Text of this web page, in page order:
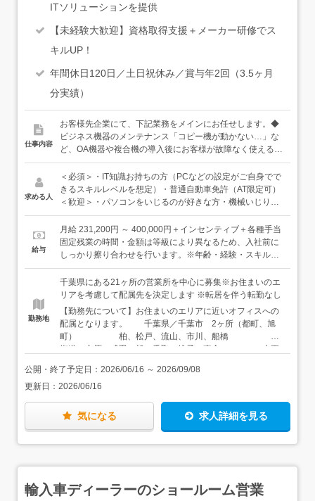
ITソリューションを提供
【未経験大歓迎】資格取得支援＋メーカー研修でス
キルUP！
年間休日120日／土日祝休み／賞与年2回（3.5ヶ月
分実績）
仕事内容
お客様先企業にて、下記業務をメインにお任せします。◆
ビジネス機器のメンテナンス「コピー機が動かない…」な
ど、OA機器や複合機の導入後にお客様が故障なく使えるよ
う予防点検・メンテナンス業務◆ITソリューションPC・サ
ーバーのセットアップからLAN設定等、お客様のご要望に
応じたITソリューションの提供お客様に確かな品質をお届
けするために、各メーカーが行っている資格試験に合格を
があります。入社後は先輩に同行し現場でのお手伝いをし
ながら、各メーカーの資格試験を目指していただきます。
先輩も1社ずつ時間をかけて取得していきましたので「一
身につけるまでは大変ですが、資格が仕事に繋がる「確か
なスキル」を身につけることができるお仕事です。独り立
ちまでは1年を想定。ゆっくり成長していきましょう。独
り立ち後も訪問先で困ったことがあればメーカーが共有し
ている機器の動画資料を確認したり、カスタマーサポート
に連絡したりと、現場で確認できるツールは複数あるので
安心してください！※各オフィスは3名～大きいオフィス
で10名以上のスタッフが在籍しています※訪問時は営業車
を利用しています
求める人
＜必須＞・IT知識お持ちの方（PCなどの設定がご自身でで
きるスキルレベルを想定）・普通自動車免許（AT限定可）
＜歓迎＞・パソコンをいじるのが好きな方・機械いじりが
好きな方・手先を動かす仕事に興味がある方・コミュニケ
ーションを取ることが好きな方・ITパスポートをお持ちの
方営業職にも興味はあったけど「機械いじりが好き」とい
う理由で、当社のサービスエンジニアを目指してくるスタ
話を楽しみながら仕事をできる方に向いています。
給与
月給 231,200円 ～ 400,000円＋インセンティブ＋各種手当
固定残業の時間・金額は等級により異なるため、入社前に
しっかり擦り合わせを行います。※年齢・経験・スキルを
考慮します＜年収例＞年収300万円／入社1年目（初年度想
定年収）年収350万円／入社3年目年収500万円／入社10年
目
勤務地
千葉県にある21ヶ所の営業所を中心に募集※お住まいのエ
リアを考慮して配属先を決定します ※転居を伴う転勤なし
【勤務先について】お住まいのエリアに近いオフィスへの
配属となります。 千葉県／千葉市 2ヶ所（都町、旭
町） 柏、松戸、流山、市川、船橋 四
街道、市原、成田、旭、香取、銚子、東金 木更
る／面接時にお伝えします） ※お住まいのエリアを考慮
して配属先を決定します ※転居を伴う転勤はありませ
ん 希望があれば、東京・埼玉・茨城での勤務も可能で
す。お気軽にご相談ください。 東京都／江東区亀戸、千
代田区神田淡路町 茨城県／土浦 埼玉県／さいたま、熊
公開・終了予定日： 2026/06/16 ～ 2026/09/08
更新日： 2026/06/16
気になる 求人詳細を見る
輸入車ディーラーのショールーム営業